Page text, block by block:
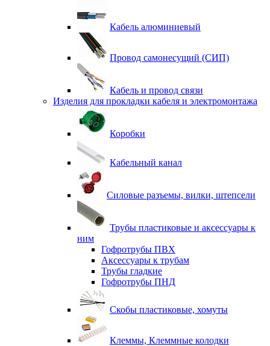
Кабель алюминиевый
Провод самонесущий (СИП)
Кабель и провод связи
Изделия для прокладки кабеля и электромонтажа
Коробки
Кабельный канал
Силовые разъемы, вилки, штепсели
Трубы пластиковые и аксессуары к
ним
Гофротрубы ПВХ
Аксессуары к трубам
Трубы гладкие
Гофротрубы ПНД
Скобы пластиковые, хомуты
Клеммы, Клеммные колодки